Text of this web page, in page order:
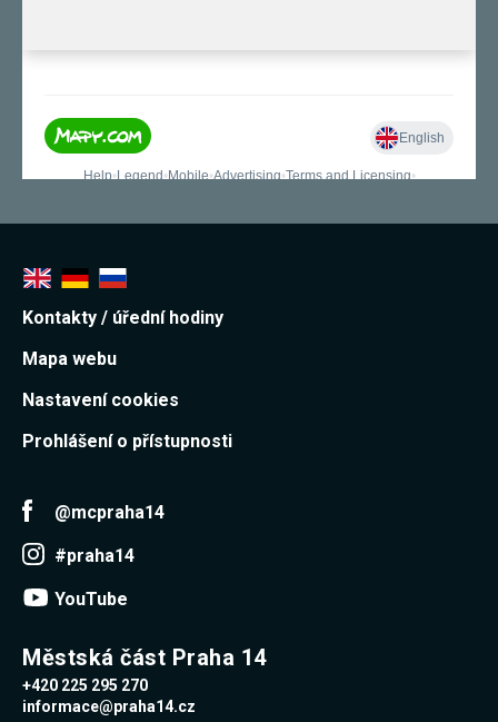
Kontakty / úřední hodiny
Mapa webu
Nastavení cookies
Prohlášení o přístupnosti
@mcpraha14
#praha14
YouTube
Městská část Praha 14
+420 225 295 270
informace@praha14.cz